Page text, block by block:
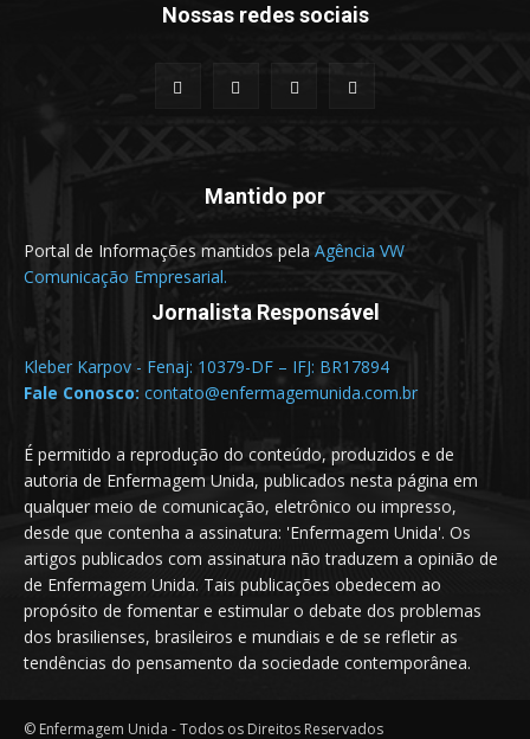
Nossas redes sociais
Mantido por
Portal de Informações mantidos pela Agência VW
Comunicação Empresarial.
Jornalista Responsável
Kleber Karpov - Fenaj: 10379-DF – IFJ: BR17894
Fale Conosco: contato@enfermagemunida.com.br
É permitido a reprodução do conteúdo, produzidos e de
autoria de Enfermagem Unida, publicados nesta página em
qualquer meio de comunicação, eletrônico ou impresso,
desde que contenha a assinatura: 'Enfermagem Unida'. Os
artigos publicados com assinatura não traduzem a opinião de
de Enfermagem Unida. Tais publicações obedecem ao
propósito de fomentar e estimular o debate dos problemas
dos brasilienses, brasileiros e mundiais e de se refletir as
tendências do pensamento da sociedade contemporânea.
© Enfermagem Unida - Todos os Direitos Reservados